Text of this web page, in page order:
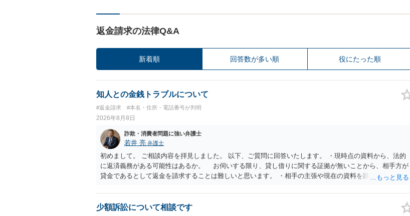
返金請求の法律Q&A
新着順 回答数が多い順 役にたった順
知人との金銭トラブルについて
#返金請求 #本名・住所・電話番号が判明
2026年8月8日
詐欺・消費者問題に強い弁護士
若井 亮 弁護士
初めまして。 ご相談内容を拝見しました。 以下、ご質問に回答いたします。 ・現時点の資料から、法的
に返済義務がある可能性はあるか。 お伺いする限り、貸し借りに関する証拠が無いことから、相手方が
貸金であるとして返金を請求することは難しいと思います。 ・相手の主張や現在の資料を踏まえ、今後ど
とするケースも散見されます。 ご自身での対応に窮するようであれば、代理人を立てることもご検討く
ださい。 ・相手へ送る回答文についてアドバイスをいただけるか。 具体的な回答内容については、一
少額訴訟について相談です